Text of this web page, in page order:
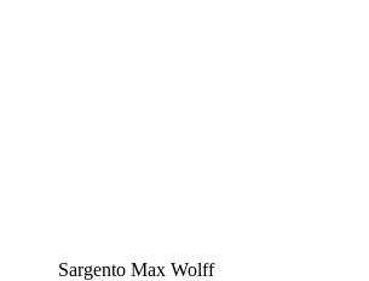
Sargento Max Wolff